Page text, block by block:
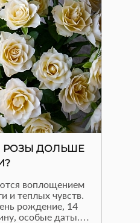
РОЗЫ ДОЛЬШЕ
воплощением
и теплых чувств.
рождение, 14
особые даты. К